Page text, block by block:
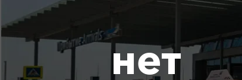
Абрау-Дюрсо ⇆ Зеленогорье
Абрау-Дюрсо ⇆ Чонгар
Абрау-Дюрсо ⇆ аэропорт
нет